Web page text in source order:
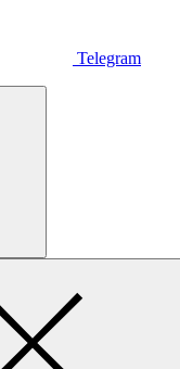
Telegram